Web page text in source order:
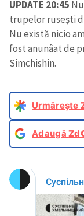
UPDATE 20:45
trupelor rusești
Nu există nicio
fost anunâat de
Simchishin.
Urmărește
Adaugă